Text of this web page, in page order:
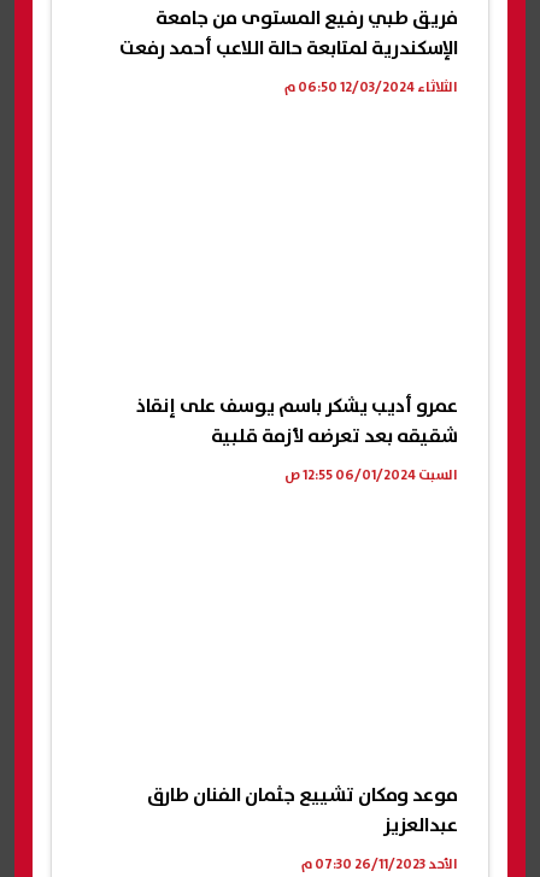
فريق طبي رفيع المستوى من جامعة
الإسكندرية لمتابعة حالة اللاعب أحمد رفعت
الثلاثاء 12/03/2024 06:50 م
عمرو أديب يشكر باسم يوسف على إنقاذ
شقيقه بعد تعرضه لأزمة قلبية
السبت 06/01/2024 12:55 ص
موعد ومكان تشييع جثمان الفنان طارق
عبدالعزيز
الأحد 26/11/2023 07:30 م